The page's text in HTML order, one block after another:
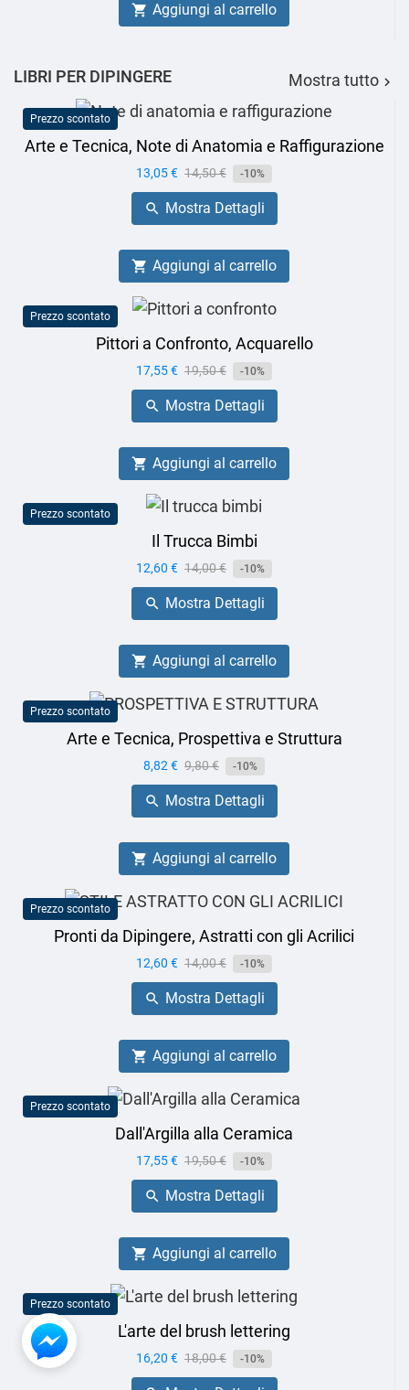
 Aggiungi al carrello
LIBRI PER DIPINGERE Mostra tutto 
Prezzo scontato
Arte e Tecnica, Note di Anatomia e Raffigurazione
Prezzo
13,05 € Prezzo
base
14,50 € -10%
 Mostra Dettagli
 Aggiungi al carrello
Prezzo scontato
Pittori a Confronto, Acquarello
Prezzo
17,55 € Prezzo
base
19,50 € -10%
 Mostra Dettagli
 Aggiungi al carrello
Prezzo scontato
Il Trucca Bimbi
Prezzo
12,60 € Prezzo
base
14,00 € -10%
 Mostra Dettagli
 Aggiungi al carrello
Prezzo scontato
Arte e Tecnica, Prospettiva e Struttura
Prezzo
8,82 € Prezzo
base
9,80 € -10%
 Mostra Dettagli
 Aggiungi al carrello
Prezzo scontato
Pronti da Dipingere, Astratti con gli Acrilici
Prezzo
12,60 € Prezzo
base
14,00 € -10%
 Mostra Dettagli
 Aggiungi al carrello
Prezzo scontato
Dall'Argilla alla Ceramica
Prezzo
17,55 € Prezzo
base
19,50 € -10%
 Mostra Dettagli
 Aggiungi al carrello
Prezzo scontato
L'arte del brush lettering
Prezzo
16,20 € Prezzo
base
18,00 € -10%